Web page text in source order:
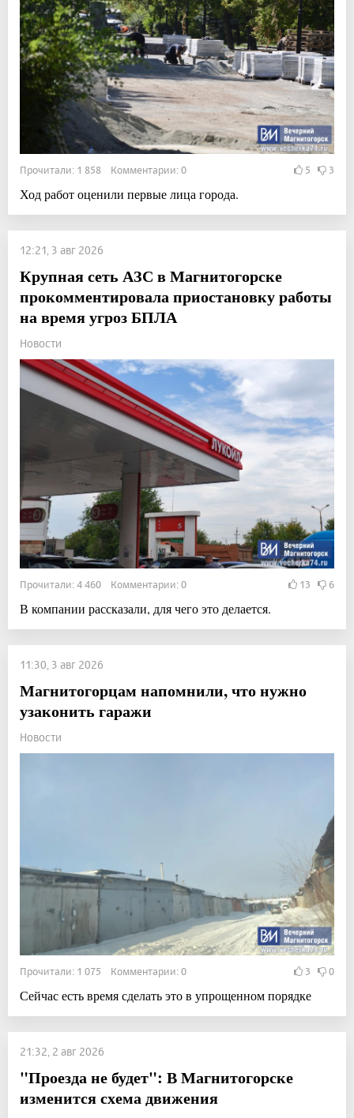
Прочитали: 1 858 Комментарии: 0 5 3
Ход работ оценили первые лица города.
12:21, 3 авг 2026
Крупная сеть АЗС в Магнитогорске
прокомментировала приостановку работы
на время угроз БПЛА
Новости
Прочитали: 4 460 Комментарии: 0 13 6
В компании рассказали, для чего это делается.
11:30, 3 авг 2026
Магнитогорцам напомнили, что нужно
узаконить гаражи
Новости
Прочитали: 1 075 Комментарии: 0 3 0
Сейчас есть время сделать это в упрощенном порядке
21:32, 2 авг 2026
"Проезда не будет": В Магнитогорске
изменится схема движения